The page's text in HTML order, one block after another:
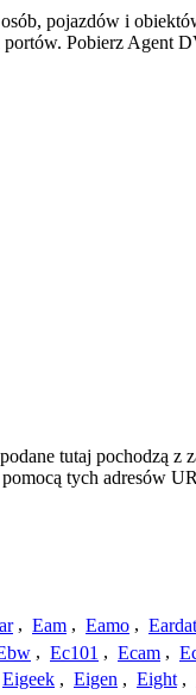
pojazdów i
Pobierz Agent
tutaj pochodzą z
tych adresów
, Eam , Eamo ,
, Ec101 , Ecam ,
Eigeek , Eigen , Eight ,